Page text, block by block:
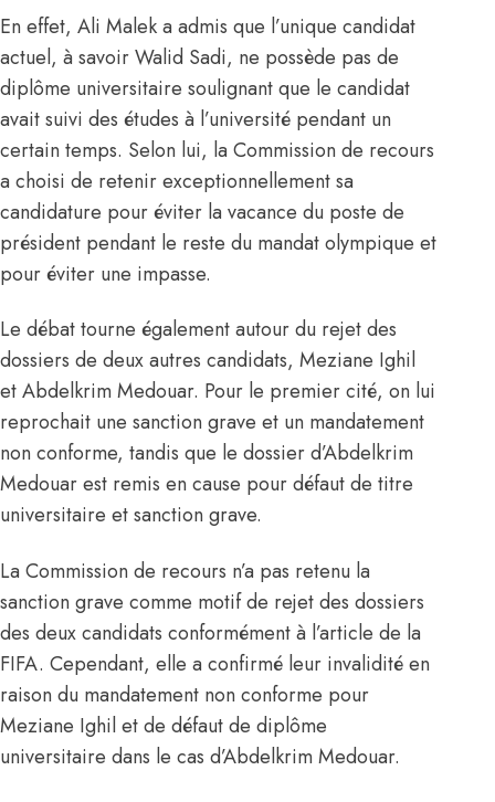
En effet, Ali Malek a admis que l’unique candidat
actuel, à savoir Walid Sadi, ne possède pas de
diplôme universitaire soulignant que le candidat
avait suivi des études à l’université pendant un
certain temps. Selon lui, la Commission de recours
a choisi de retenir exceptionnellement sa
candidature pour éviter la vacance du poste de
président pendant le reste du mandat olympique et
pour éviter une impasse.
Le débat tourne également autour du rejet des
dossiers de deux autres candidats, Meziane Ighil
et Abdelkrim Medouar. Pour le premier cité, on lui
reprochait une sanction grave et un mandatement
non conforme, tandis que le dossier d’Abdelkrim
Medouar est remis en cause pour défaut de titre
universitaire et sanction grave.
La Commission de recours n’a pas retenu la
sanction grave comme motif de rejet des dossiers
des deux candidats conformément à l’article de la
FIFA. Cependant, elle a confirmé leur invalidité en
raison du mandatement non conforme pour
Meziane Ighil et de défaut de diplôme
universitaire dans le cas d’Abdelkrim Medouar.